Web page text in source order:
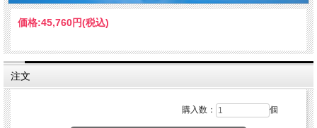
価格:45,760円(税込)
注文
購入数： 個